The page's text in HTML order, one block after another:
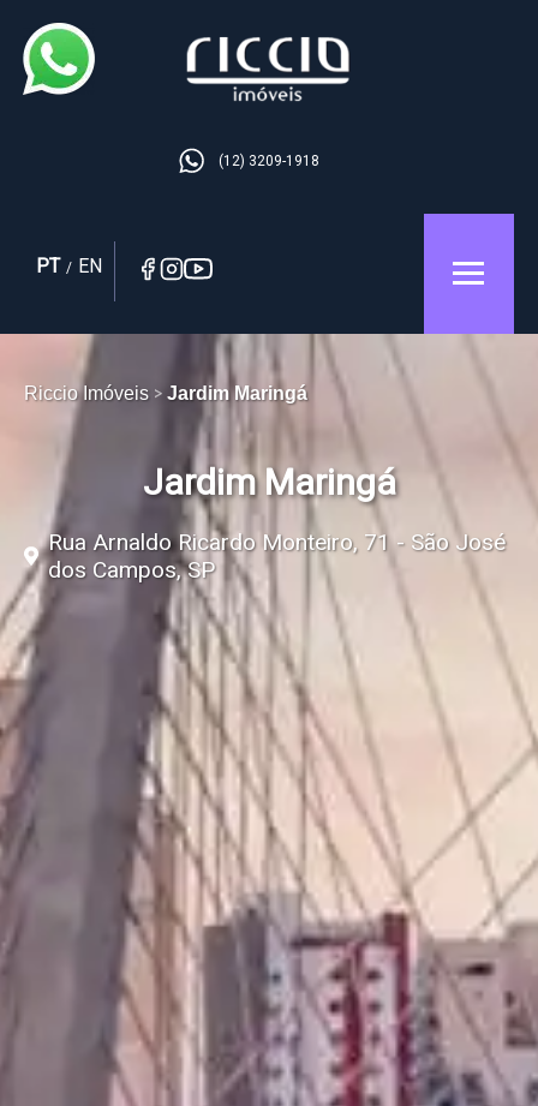
(12) 3209-1918
PT / EN
Riccio Imóveis Jardim Maringá
Jardim Maringá
Rua Arnaldo Ricardo Monteiro, 71 - São José
dos Campos, SP